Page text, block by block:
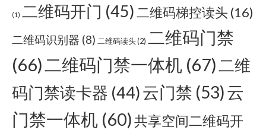
(1) 二维码开门 (45)二维码梯控读头 (16)
二维码识别器 (8) 二维码读头(2) 二维码门禁
(66) 二维码门禁一体机 (67) 二维
码门禁读卡器 (44)云门禁 (53)云
门禁一体机 (60)共享空间二维码开